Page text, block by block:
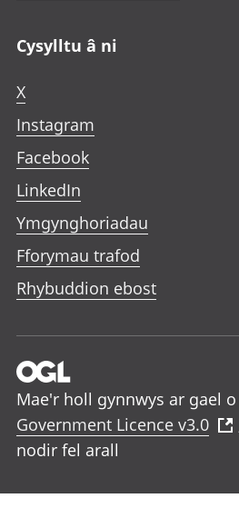
Cysylltu â ni
X
Instagram
Facebook
LinkedIn
Ymgynghoriadau
Fforymau trafod
Rhybuddion ebost
Mae'r holl gynnwys ar gael
Government Licence v3.0
nodir fel arall